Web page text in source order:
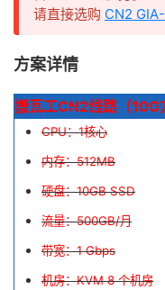
请直接选购 CN2
方案详情
搬瓦工CN2线路（10G
CPU：1核心
内存：512MB
硬盘：10GB SSD
流量：500GB/月
带宽：1 Gbps
机房：KVM 8 个机房